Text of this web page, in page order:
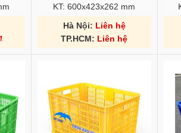
KT: 600x423x262 mm
Hà Nội: Liên hệ
TP.HCM: Liên hệ